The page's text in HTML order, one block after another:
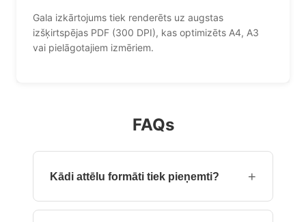
Gala izkārtojums tiek renderēts uz augstas
izšķirtspējas PDF (300 DPI), kas optimizēts A4, A3
vai pielāgotajiem izmēriem.
FAQs
Kādi attēlu formāti tiek pieņemti? +
JPG un JPEG tiek pilnībā atbalstīti; PNG faili